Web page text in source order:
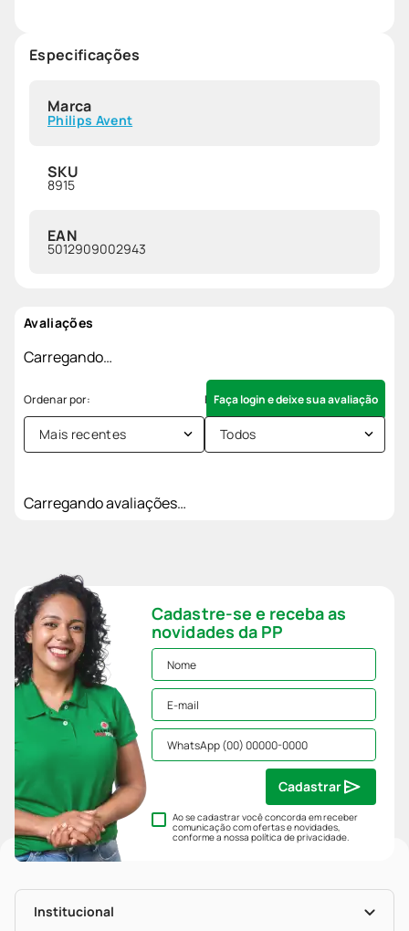
Especificações
Marca
Philips Avent
SKU
8915
EAN
5012909002943
Avaliações
Carregando…
Faça login e deixe sua avaliação
Mais recentes Todos
Carregando avaliações…
Cadastre-se e receba as
novidades da PP
Ao se cadastrar você concorda em receber
comunicação com ofertas e novidades,
conforme a nossapolítica de privacidade.
Cadastrar
Institucional